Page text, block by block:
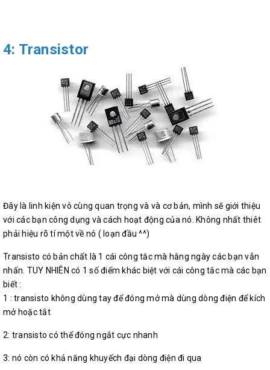
4: Transistor
Đây là linh kiện vô cùng quan trọng và và cơ bản, mình sẽ giới thiệu
với các bạn công dụng và cách hoạt động của nó. Không nhất thiêt
phải hiệu rõ tí một về nó ( loạn đầu ^^)
Transisto có bản chất là 1 cái công tăc mà hằng ngày các bạn vẫn
nhấn. TUY NHIÊN có 1 số điểm khác biệt với cái công tắc mà các bạn
biết :
1 : transisto không dùng tay để đóng mở mà dùng dòng điện để kích
mở hoặc tắt
2: transisto có thể đóng ngắt cực nhanh
3: nó còn có khả năng khuyếch đại dòng điện đi qua